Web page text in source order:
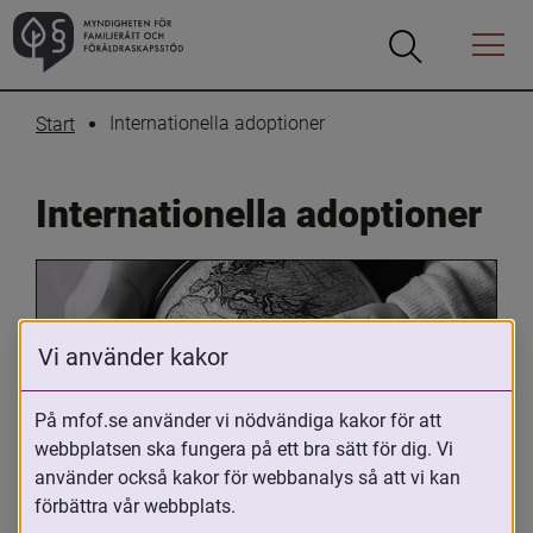
Öppna
Öppna
Menyn
Start Internationella adoptioner
Internationella adoptioner
Oavsett om du är adopterad,
adoptivförälder eller arbetar med
Vi använder kakor
På mfof.se använder vi nödvändiga kakor för att
webbplatsen ska fungera på ett bra sätt för dig. Vi
använder också kakor för webbanalys så att vi kan
förbättra vår webbplats.